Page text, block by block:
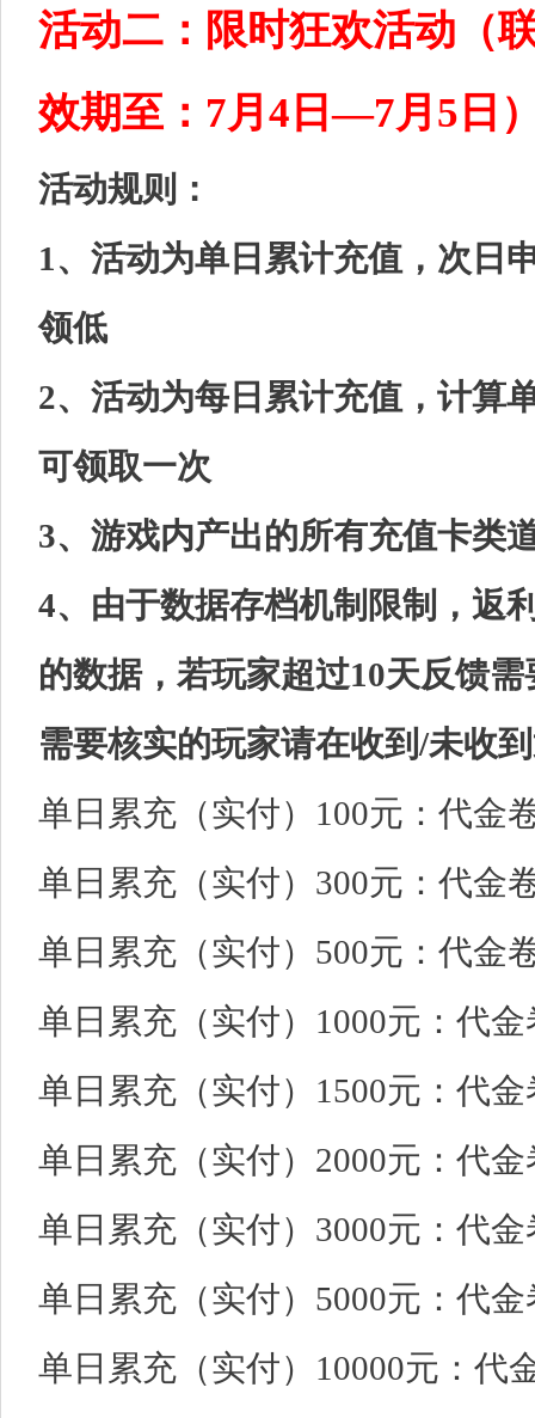
活动二：限时狂欢活动（
效期至：7月4日—7月5日
活动规则：
1、活动为单日累计充值，次日
领低
2、活动为每日累计充值，计算
可领取一次
3、游戏内产出的所有充值卡类
4、由于数据存档机制限制，返
的数据，若玩家超过10天反馈
需要核实的玩家请在收到/未收
单日累充（实付）100元：代金
单日累充（实付）300元：代金
单日累充（实付）500元：代金
单日累充（实付）1000元：代金
单日累充（实付）1500元：代金
单日累充（实付）2000元：代金
单日累充（实付）3000元：代金
单日累充（实付）5000元：代金
单日累充（实付）10000元：代